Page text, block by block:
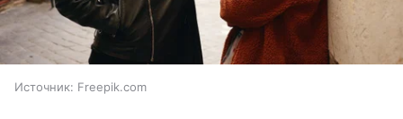
Источник: Freepik.com